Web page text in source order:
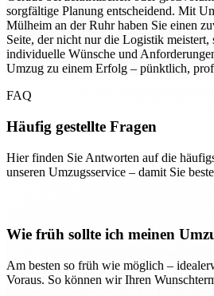
sorgfältige Planung entscheidend. Mit
Mülheim an der Ruhr haben Sie einen
Seite, der nicht nur die Logistik meistert,
individuelle Wünsche und
Umzug zu einem Erfolg – pünktlich,
FAQ
Häufig gestellte Fragen
Hier finden Sie Antworten auf die
unseren Umzugsservice – damit Sie
Wie früh sollte ich meinen
Am besten so früh wie möglich –
Voraus. So können wir Ihren